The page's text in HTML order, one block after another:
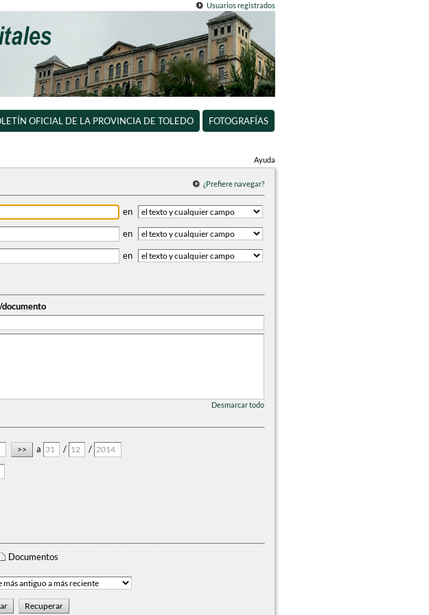
Usuarios registrados
OFICIAL DE LA PROVINCIA DE TOLEDO FOTOGRAFÍAS
Ayuda
¿Prefiere navegar?
en
en
en
Desmarcar todo
a /
/
Documentos